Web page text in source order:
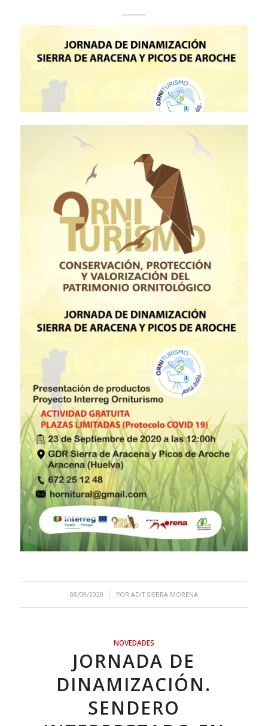
08/09/2020
/ POR ADIT SIERRA MORENA
NOVEDADES
JORNADA DE
DINAMIZACIÓN.
SENDERO